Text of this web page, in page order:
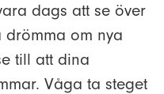
dags att se över
drömma om nya
till att dina
Våga ta steget